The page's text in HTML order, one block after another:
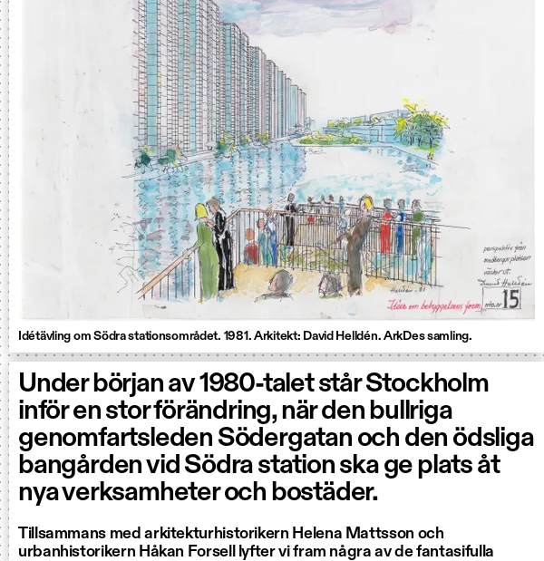
Idétävling om Södra stationsområdet. 1981. Arkitekt: David Helldén. ArkDes samling.
Under början av 1980-talet står Stockholm
inför en stor förändring, när den bullriga
genomfartsleden Södergatan och den ödsliga
bangården vid Södra station ska ge plats åt
nya verksamheter och bostäder.
Tillsammans med arkitekturhistorikern Helena Mattsson och
urbanhistorikern Håkan Forsell lyfter vi fram några av de fantasifulla